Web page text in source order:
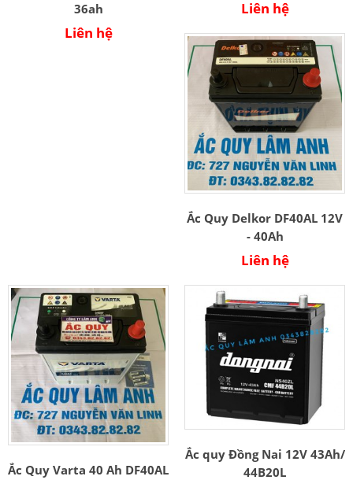
36ah
Liên hệ
Liên hệ
Ắc Quy Delkor DF40AL 12V
- 40Ah
Liên hệ
Ắc Quy Varta 40 Ah DF40AL
Ắc quy Đồng Nai 12V 43Ah/
44B20L